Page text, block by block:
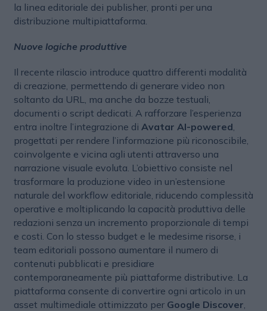
la linea editoriale dei publisher, pronti per una
distribuzione multipiattaforma.
Nuove logiche produttive
Il recente rilascio introduce quattro differenti modalità
di creazione, permettendo di generare video non
soltanto da URL, ma anche da bozze testuali,
documenti o script dedicati. A rafforzare l’esperienza
entra inoltre l’integrazione di Avatar AI-powered
progettati per rendere l’informazione più riconoscibile,
coinvolgente e vicina agli utenti attraverso una
narrazione visuale evoluta. L’obiettivo consiste nel
trasformare la produzione video in un’estensione
naturale del workflow editoriale, riducendo complessità
operative e moltiplicando la capacità produttiva delle
redazioni senza un incremento proporzionale di tempi
e costi. Con lo stesso budget e le medesime risorse, i
team editoriali possono aumentare il numero di
contenuti pubblicati e presidiare
contemporaneamente più piattaforme distributive. La
piattaforma consente di convertire ogni articolo in un
asset multimediale ottimizzato per Google Discover